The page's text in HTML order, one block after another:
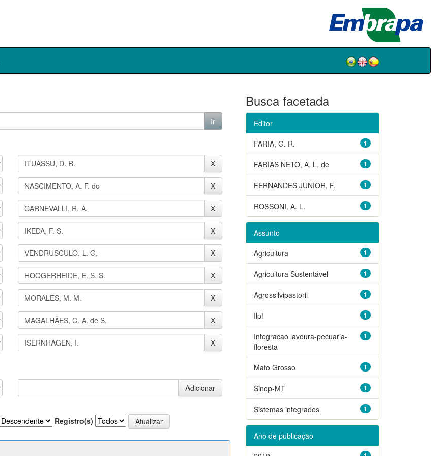
Registro(s)
Busca facetada
Editor
1
FARIA, G. R.
1
FARIAS NETO, A. L. de
1
FERNANDES JUNIOR, F.
1
ROSSONI, A. L.
Assunto
1
Agricultura
1
Agricultura Sustentável
1
Agrossilvipastoril
1
Ilpf
1
Integracao lavoura-pecuaria-
floresta
1
Mato Grosso
1
Sinop-MT
1
Sistemas integrados
Ano de publicação